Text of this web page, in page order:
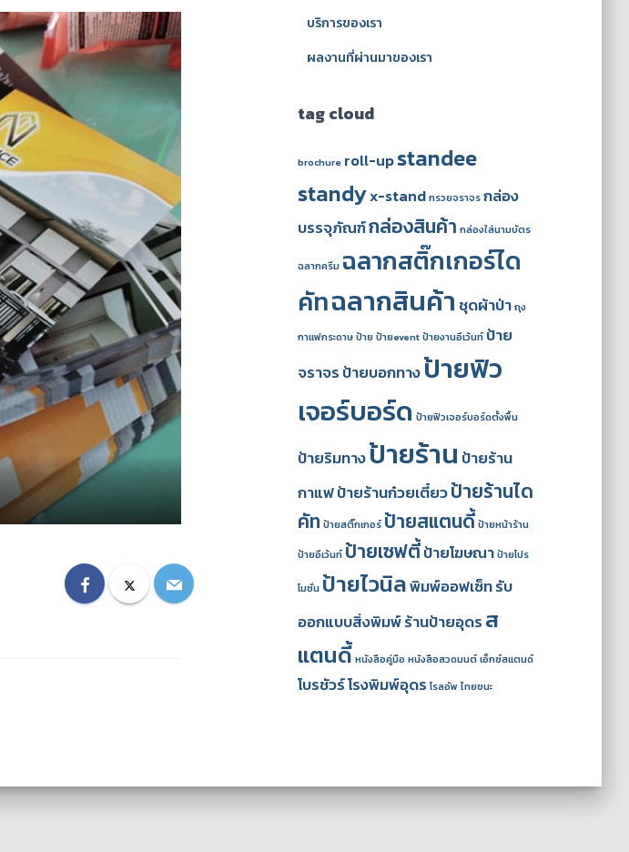
บริการของเรา
ผลงานที่ผ่านมาของเรา
tag cloud
brochure roll-upstandee
standyx-stand กรวยจราจร กล่อง
บรรจุภัณฑ์กล่องสินค้า กล่องใส่นามบัตร
ฉลากครีม ฉลากสติ๊กเกอร์ได
คัทฉลากสินค้า ชุดผ้าป่า ถุง
กาแฟกระดาษ ป้าย ป้ายevent ป้ายงานอีเว้นท์ ป้าย
จราจร ป้ายบอกทางป้ายฟิว
เจอร์บอร์ด ป้ายฟิวเจอร์บอร์ดตั้งพื้น
ป้ายริมทางป้ายร้าน ป้ายร้าน
กาแฟป้ายร้านก๋วยเตี๋ยวป้ายร้านได
คัท ป้ายสติ๊กเกอร์ ป้ายสแตนดี้ ป้ายหน้าร้าน
ป้ายอีเว้นท์ ป้ายเซฟตี้ป้ายโฆษณา ป้ายโปร
โมชั่น ป้ายไวนิลพิมพ์ออฟเซ็ทรับ
ออกแบบสิ่งพิมพ์ร้านป้ายอุดร ส
แตนดี้ หนังสือคู่มือ หนังสือสวดมนต์ เอ็กซ์สแตนด์
โบรชัวร์โรงพิมพ์อุดร โรลอัพ ไทยชนะ